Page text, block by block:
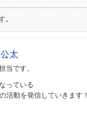
。
太
当です。
っている
活動を発信していきます！